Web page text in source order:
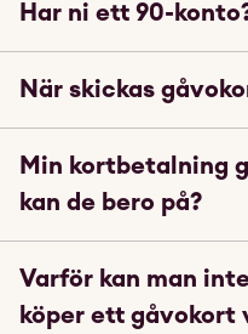
Har ni ett 90-
När skickas
Min kortbetalning
kan de bero på?
Varför kan man
köper ett gåvokort